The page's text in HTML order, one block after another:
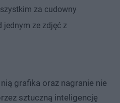
za cudowny
jednym ze zdjęć z
grafika oraz nagranie nie
sztuczną inteligencję